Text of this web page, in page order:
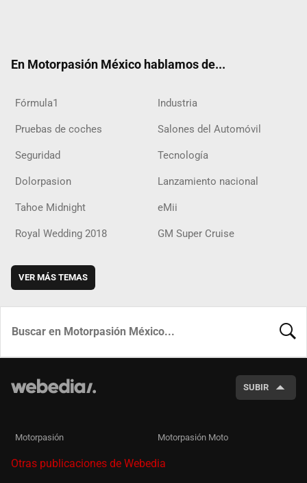
En Motorpasión México hablamos de...
Fórmula1 Industria
Pruebas de coches Salones del Automóvil
Seguridad Tecnología
Dolorpasion Lanzamiento nacional
Tahoe Midnight eMii
Royal Wedding 2018 GM Super Cruise
VER MÁS TEMAS
SUBIR
Motorpasión Motorpasión Moto
Otras publicaciones de Webedia